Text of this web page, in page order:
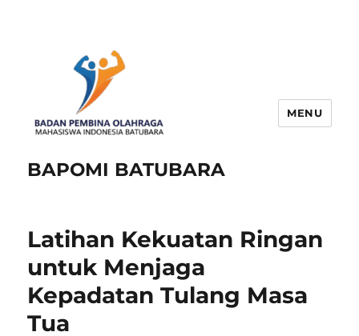
BAPOMI BATUBARA
MENU
Latihan Kekuatan Ringan
untuk Menjaga
Kepadatan Tulang Masa
Tua